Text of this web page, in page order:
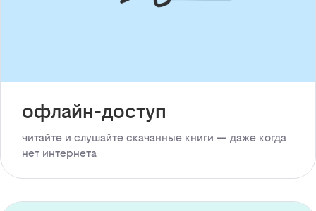
офлайн-доступ
читайте и слушайте скачанные книги — даже когда
нет интернета